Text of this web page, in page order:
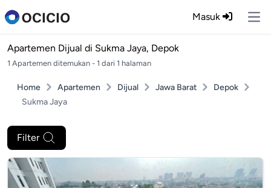
Masuk
Apartemen Dijual di Sukma Jaya, Depok
1 Apartemen ditemukan - 1 dari 1 halaman
Home Apartemen Dijual Jawa Barat
Depok
Sukma Jaya
Filter